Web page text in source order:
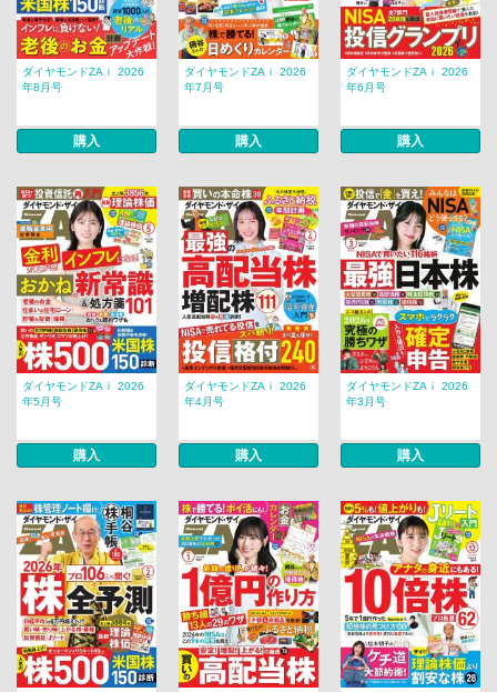
ダイヤモンドZAｉ 2026
年8月号
購入
ダイヤモンドZAｉ 2026
年7月号
購入
ダイヤモンドZAｉ 2026
年6月号
購入
ダイヤモンドZAｉ 2026
年5月号
購入
ダイヤモンドZAｉ 2026
年4月号
購入
ダイヤモンドZAｉ 2026
年3月号
購入